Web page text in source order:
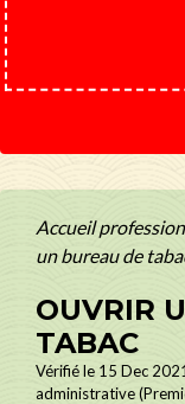
Accueil
un bureau de
OUVRIR
TABAC
Vérifié le 15 Dec
administrative